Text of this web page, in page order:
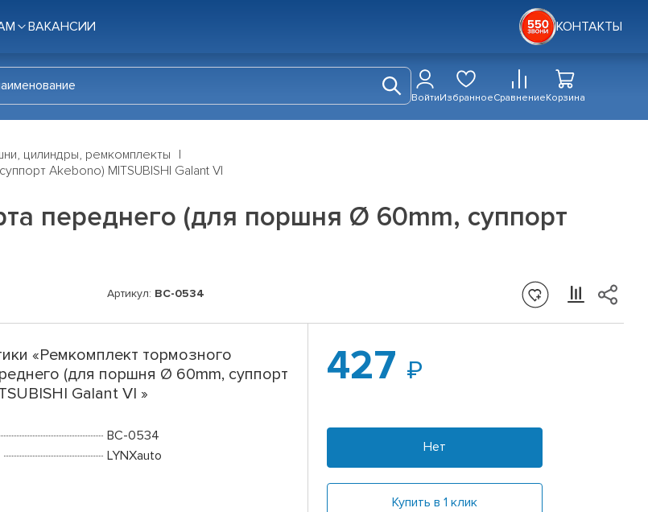
ВАКАНСИИ КОНТАКТЫ
ВойтиИзбранноеСравнениеКорзина
цилиндры, ремкомплекты
Akebono) MITSUBISHI Galant VI
переднего (для поршня Ø 60mm, суппорт
Артикул: BC-0534
«Ремкомплект тормозного
(для поршня Ø 60mm, суппорт
Galant VI »
BC-0534
LYNXauto
427
Нет
Купить в 1 клик